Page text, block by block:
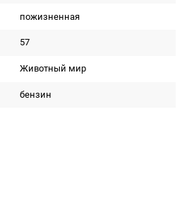
пожизненная
57
Животный мир
бензин